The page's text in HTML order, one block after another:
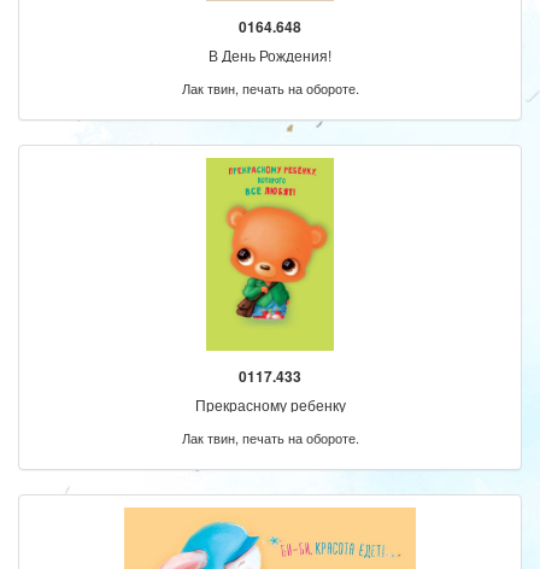
0164.648
В День Рождения!
Лак твин, печать на обороте.
0117.433
Прекрасному ребенку
Лак твин, печать на обороте.